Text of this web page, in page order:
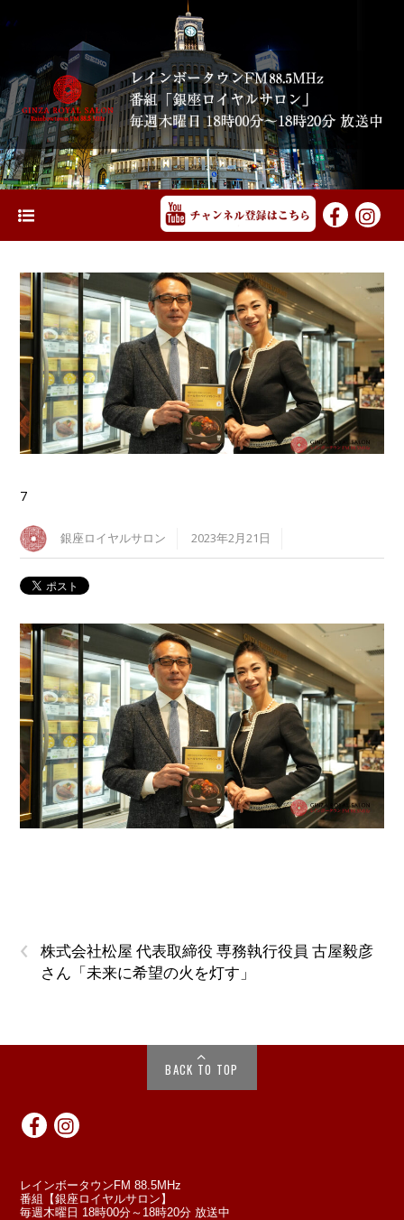
7
銀座ロイヤルサロン 2023年2月21日
‹
株式会社松屋 代表取締役 専務執行役員 古屋毅彦
さん「未来に希望の火を灯す」
BACK TO TOP
レインボータウンFM 88.5MHz
番組【銀座ロイヤルサロン】
毎週木曜日 18時00分～18時20分 放送中